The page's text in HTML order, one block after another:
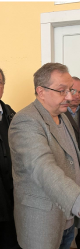
та
НАН
імені
НАН
академії
України
Книга